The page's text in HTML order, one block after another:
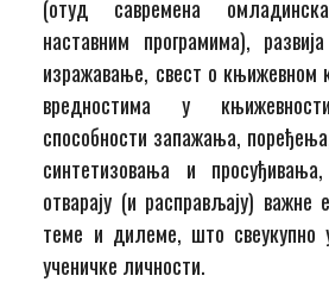
(отуд савремена
наставним програмима),
изражавање, свест о књижевном
вредностима у
способности запажања,
синтетизовања и
отварају (и расправљају) важне
теме и дилеме, што свеукупно
ученичке личности.